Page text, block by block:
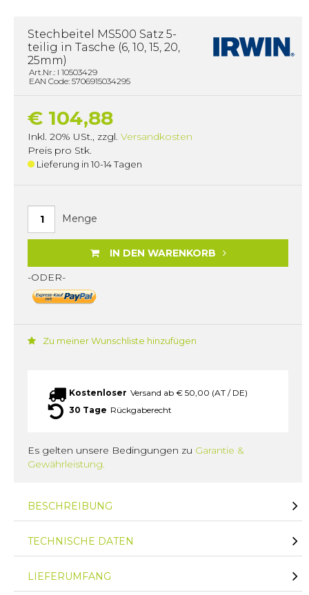
Stechbeitel MS500 Satz 5-
teilig in Tasche (6, 10, 15, 20,
25mm)
Art.Nr.: I 10503429
EAN Code: 5706915034295
€ 104,88
Inkl. 20% USt., zzgl. Versandkosten
Preis pro Stk.
Lieferung in 10-14 Tagen
Menge
IN DEN WARENKORB
-ODER-
Zu meiner Wunschliste hinzufügen
Kostenloser Versand ab € 50,00 (AT / DE)
30 Tage Rückgaberecht
Es gelten unsere Bedingungen zu Garantie &
Gewährleistung.
BESCHREIBUNG
TECHNISCHE DATEN
LIEFERUMFANG